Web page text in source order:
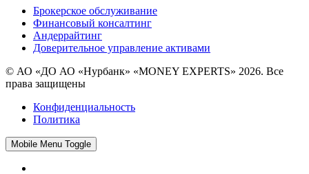
Брокерское обслуживание
Финансовый консалтинг
Андеррайтинг
Доверительное управление активами
© АО «ДО АО «Нурбанк» «MONEY EXPERTS» 2026. Все
права защищены
Конфиденциальность
Политика
Mobile Menu Toggle